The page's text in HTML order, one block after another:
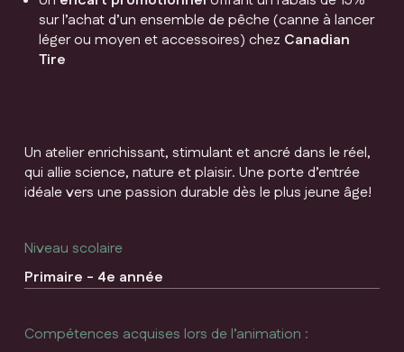
sur l’achat d’un ensemble de pêche (canne à lancer
léger ou moyen et accessoires) chez Canadian
Tire
Un atelier enrichissant, stimulant et ancré dans le réel,
qui allie science, nature et plaisir. Une porte d’entrée
idéale vers une passion durable dès le plus jeune âge!
Niveau scolaire
Primaire - 4e année
Compétences acquises lors de l’animation :